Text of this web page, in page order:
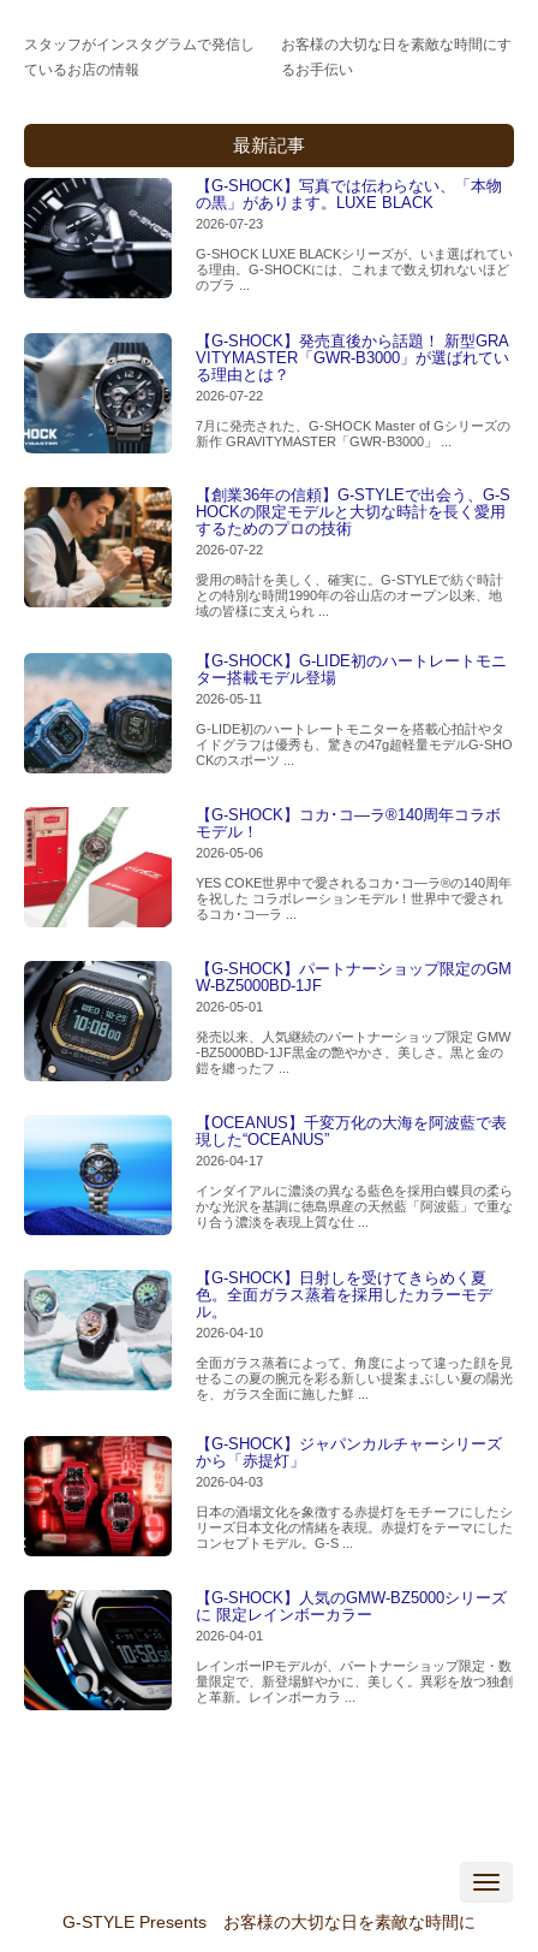
スタッフがインスタグラムで発信し
ているお店の情報
お客様の大切な日を素敵な時間にす
るお手伝い
最新記事
【G-SHOCK】写真では伝わらない、「本物
の黒」があります。LUXE BLACK
2026-07-23
G-SHOCK LUXE BLACKシリーズが、いま選ばれてい
る理由。G-SHOCKには、これまで数え切れないほど
のブラ ...
【G-SHOCK】発売直後から話題！ 新型GRA
VITYMASTER「GWR-B3000」が選ばれてい
る理由とは？
2026-07-22
7月に発売された、G-SHOCK Master of Gシリーズの
新作 GRAVITYMASTER「GWR-B3000」 ...
【創業36年の信頼】G-STYLEで出会う、G-S
HOCKの限定モデルと大切な時計を長く愛用
するためのプロの技術
2026-07-22
愛用の時計を美しく、確実に。G-STYLEで紡ぐ時計
との特別な時間1990年の谷山店のオープン以来、地
域の皆様に支えられ ...
【G-SHOCK】G-LIDE初のハートレートモニ
ター搭載モデル登場
2026-05-11
G-LIDE初のハートレートモニターを搭載心拍計やタ
イドグラフは優秀も、驚きの47g超軽量モデルG-SHO
CKのスポーツ ...
【G-SHOCK】コカ･コ―ラ®140周年コラボ
モデル！
2026-05-06
YES COKE世界中で愛されるコカ･コ―ラ®の140周年
を祝した コラボレーションモデル！世界中で愛され
るコカ･コ―ラ ...
【G-SHOCK】パートナーショップ限定のGM
W-BZ5000BD-1JF
2026-05-01
発売以来、人気継続のパートナーショップ限定 GMW
-BZ5000BD-1JF黒金の艶やかさ、美しさ。黒と金の
鎧を纏ったフ ...
【OCEANUS】千変万化の大海を阿波藍で表
現した“OCEANUS”
2026-04-17
インダイアルに濃淡の異なる藍色を採用白蝶貝の柔ら
かな光沢を基調に徳島県産の天然藍「阿波藍」で重な
り合う濃淡を表現上質な仕 ...
【G-SHOCK】日射しを受けてきらめく夏
色。全面ガラス蒸着を採用したカラーモデ
ル。
2026-04-10
全面ガラス蒸着によって、角度によって違った顔を見
せるこの夏の腕元を彩る新しい提案まぶしい夏の陽光
を、ガラス全面に施した鮮 ...
【G-SHOCK】ジャパンカルチャーシリーズ
から「赤提灯」
2026-04-03
日本の酒場文化を象徴する赤提灯をモチーフにしたシ
リーズ日本文化の情緒を表現。赤提灯をテーマにした
コンセプトモデル。G-S ...
【G-SHOCK】人気のGMW-BZ5000シリーズ
に 限定レインボーカラー
2026-04-01
レインボーIPモデルが、パートナーショップ限定・数
量限定で、新登場鮮やかに、美しく。異彩を放つ独創
と革新。レインボーカラ ...
N
G-STYLE Presents お客様の大切な日を素敵な時間に